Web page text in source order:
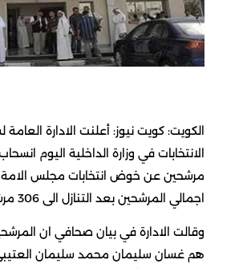
كويت نيوز: أعلنت الادارة العامة لشؤون
في وزارة الداخلية اليوم انسحاب خمسة
مرشحين عن خوض انتخابات مجلس الامة 2012 ليصل
المرشحين بعد التنازل الى 306 مرشحين.
الادارة في بيان صحافي ان المرشحين المتنازلين
سليمان محمد سليمان العتيبي عن الدائرة